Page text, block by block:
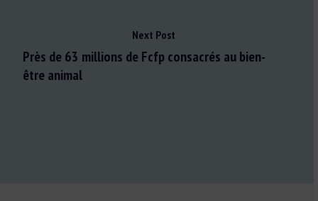
Next Post
Près de 63 millions de Fcfp consacrés au bien-
être animal